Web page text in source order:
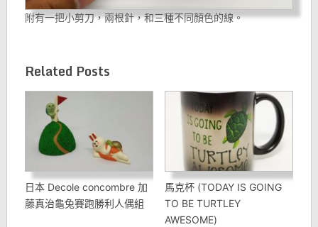
附有一把小剪刀，兩根針，和三種不同顏色的線。
Related Posts
日本 Decole concombre 加
藤真治龜兔賽跑勝利人偶組
馬克杯 (TODAY IS GOING
TO BE TURTLEY
AWESOME)